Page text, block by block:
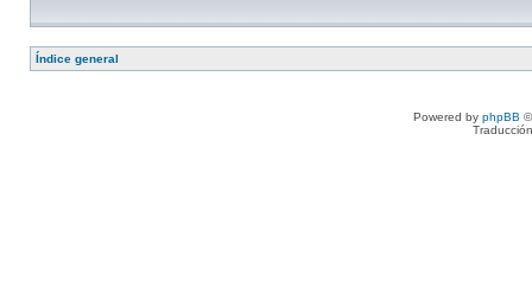
Índice general
Powered by phpBB